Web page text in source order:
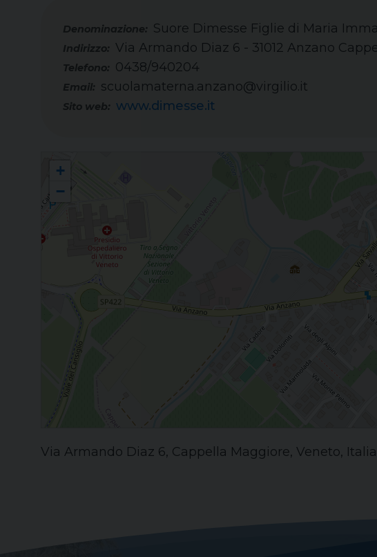
Suore Dimesse Figlie di Maria
Telefono: 0438/940204
Email: scuolamaterna.anzano@virgilio.it
Sito web: www.dimesse.it
Indirizzo: Via Armando Diaz 6 - 31012 Anzano
Suore Dimesse Figlie di Maria Immacolata – F.M.I. - Anzano
+
−
Via Armando Diaz 6, Cappella Maggiore, Veneto, Italia